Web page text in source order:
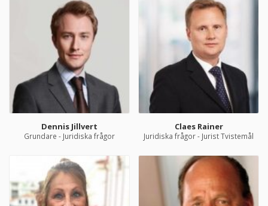
Dennis Jillvert
Grundare - Juridiska frågor
Claes Rainer
Juridiska frågor - Jurist Tvistemål